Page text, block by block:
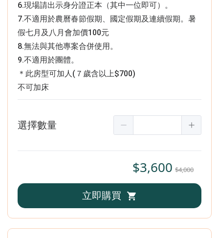
6.現場請出示身分證正本（其中一位即可）。
7.不適用於農曆春節假期、國定假期及連續假期。暑
假七月及八月會加價100元
8.無法與其他專案合併使用。
9.不適用於團體。
＊此房型可加人(７歲含以上$700)
不可加床
選擇數量
$3,600 $4,000
立即購買